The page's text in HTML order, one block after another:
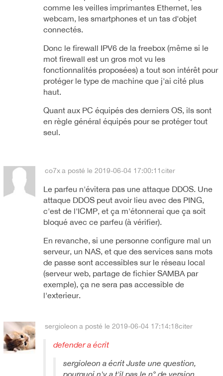
comme les veilles imprimantes Ethernet, les
webcam, les smartphones et un tas d'objet
connectés.
Donc le firewall IPV6 de la freebox (même si le
mot firewall est un gros mot vu les
fonctionnalités proposées) a tout son intérêt pour
protéger le type de machine que j'ai cité plus
haut.
Quant aux PC équipés des derniers OS, ils sont
en règle général équipés pour se protéger tout
seul.
co7x a posté le 2019-06-04 17:00:11citer
Le parfeu n'évitera pas une attaque DDOS. Une
attaque DDOS peut avoir lieu avec des PING,
c'est de l'ICMP, et ça m'étonnerai que ça soit
bloqué avec ce parfeu (à vérifier).
En revanche, si une personne configure mal un
serveur, un NAS, et que des services sans mots
de passe sont accessibles sur le réseau local
(serveur web, partage de fichier SAMBA par
exemple), ça ne sera pas accessible de
l'exterieur.
sergioleon a posté le 2019-06-04 17:14:18citer
defender a écrit
sergioleon a écrit Juste une question,
pourquoi n'y a t'il pas le n° de version